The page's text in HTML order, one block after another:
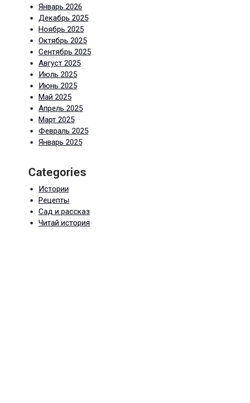
Январь 2026
Декабрь 2025
Ноябрь 2025
Октябрь 2025
Сентябрь 2025
Август 2025
Июль 2025
Июнь 2025
Май 2025
Апрель 2025
Март 2025
Февраль 2025
Январь 2025
Categories
Истории
Рецепты
Сад и рассказ
Читай история